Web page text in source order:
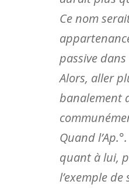
Ce nom
passive
Alors, aller
banalement
Quand
quant à lui,
l’exemple